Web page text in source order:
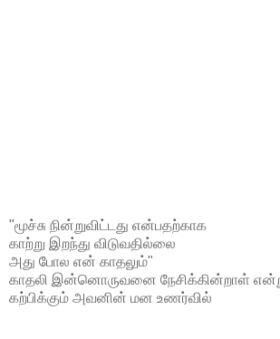
"மூச்சு நின்றுவிட்டது என்பதற்காக
காற்று இறந்து விடுவதில்லை
அது போல என் காதலும்"
காதலி இன்னொருவனை நேசிக்கின்றாள் என்று
கற்பிக்கும் அவனின் மன உணர்வில்